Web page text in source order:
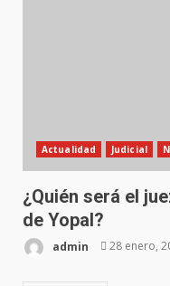
Actualidad Judicial
¿Quién será el
de Yopal?
admin 28 enero,